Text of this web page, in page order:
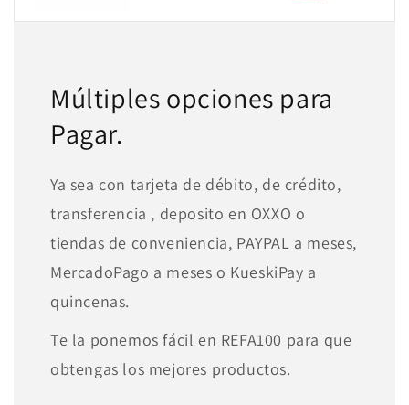
Múltiples opciones para
Pagar.
Ya sea con tarjeta de débito, de crédito,
transferencia , deposito en OXXO o
tiendas de conveniencia, PAYPAL a meses,
MercadoPago a meses o KueskiPay a
quincenas.
Te la ponemos fácil en REFA100 para que
obtengas los mejores productos.